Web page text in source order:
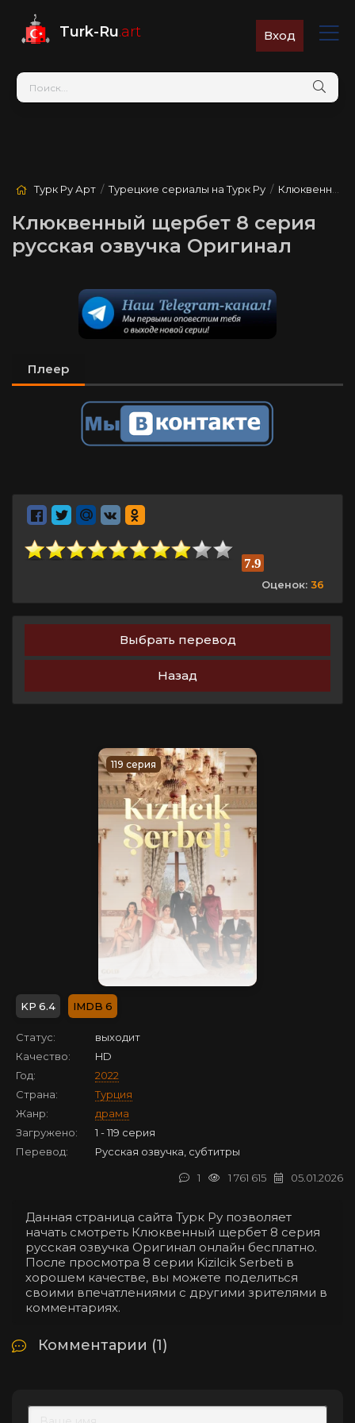
Turk-Ru.art Вход
Турк Ру Арт /Турецкие сериалы на Турк Ру / Клюквенный щербет
Клюквенный щербет 8 серия
русская озвучка Оригинал
Плеер
7.9
Оценок: 36
Выбрать перевод
Назад
119 серия
6.4 6
Статус:
выходит
Качество:
HD
Год:
2022
Страна:
Турция
Жанр:
драма
Загружено:
1 - 119 серия
Перевод:
Русская озвучка, субтитры
05.01.2026
1 761 615
1
Данная страница сайта Турк Ру позволяет
начать смотреть Клюквенный щербет 8 серия
русская озвучка Оригинал онлайн бесплатно.
После просмотра 8 серии Kizilcik Serbeti в
хорошем качестве, вы можете поделиться
своими впечатлениями с другими зрителями в
комментариях.
Комментарии (1)